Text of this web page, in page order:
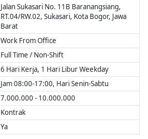
Jalan Sukasari No. 11B Baranangsiang,
RT.04/RW.02, Sukasari, Kota Bogor, Jawa
Barat
Work From Office
Full Time / Non-Shift
6 Hari Kerja, 1 Hari Libur Weekday
Jam 08:00-17:00, Hari Senin-Sabtu
7.000.000 - 10.000.000
Kontrak
Ya